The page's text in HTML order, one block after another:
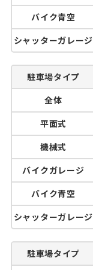
バイク青空
シャッターガレージ
駐車場タイプ
全体
平面式
機械式
バイクガレージ
バイク青空
シャッターガレージ
駐車場タイプ